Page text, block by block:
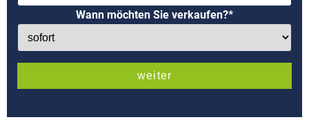
Wann möchten Sie verkaufen?*